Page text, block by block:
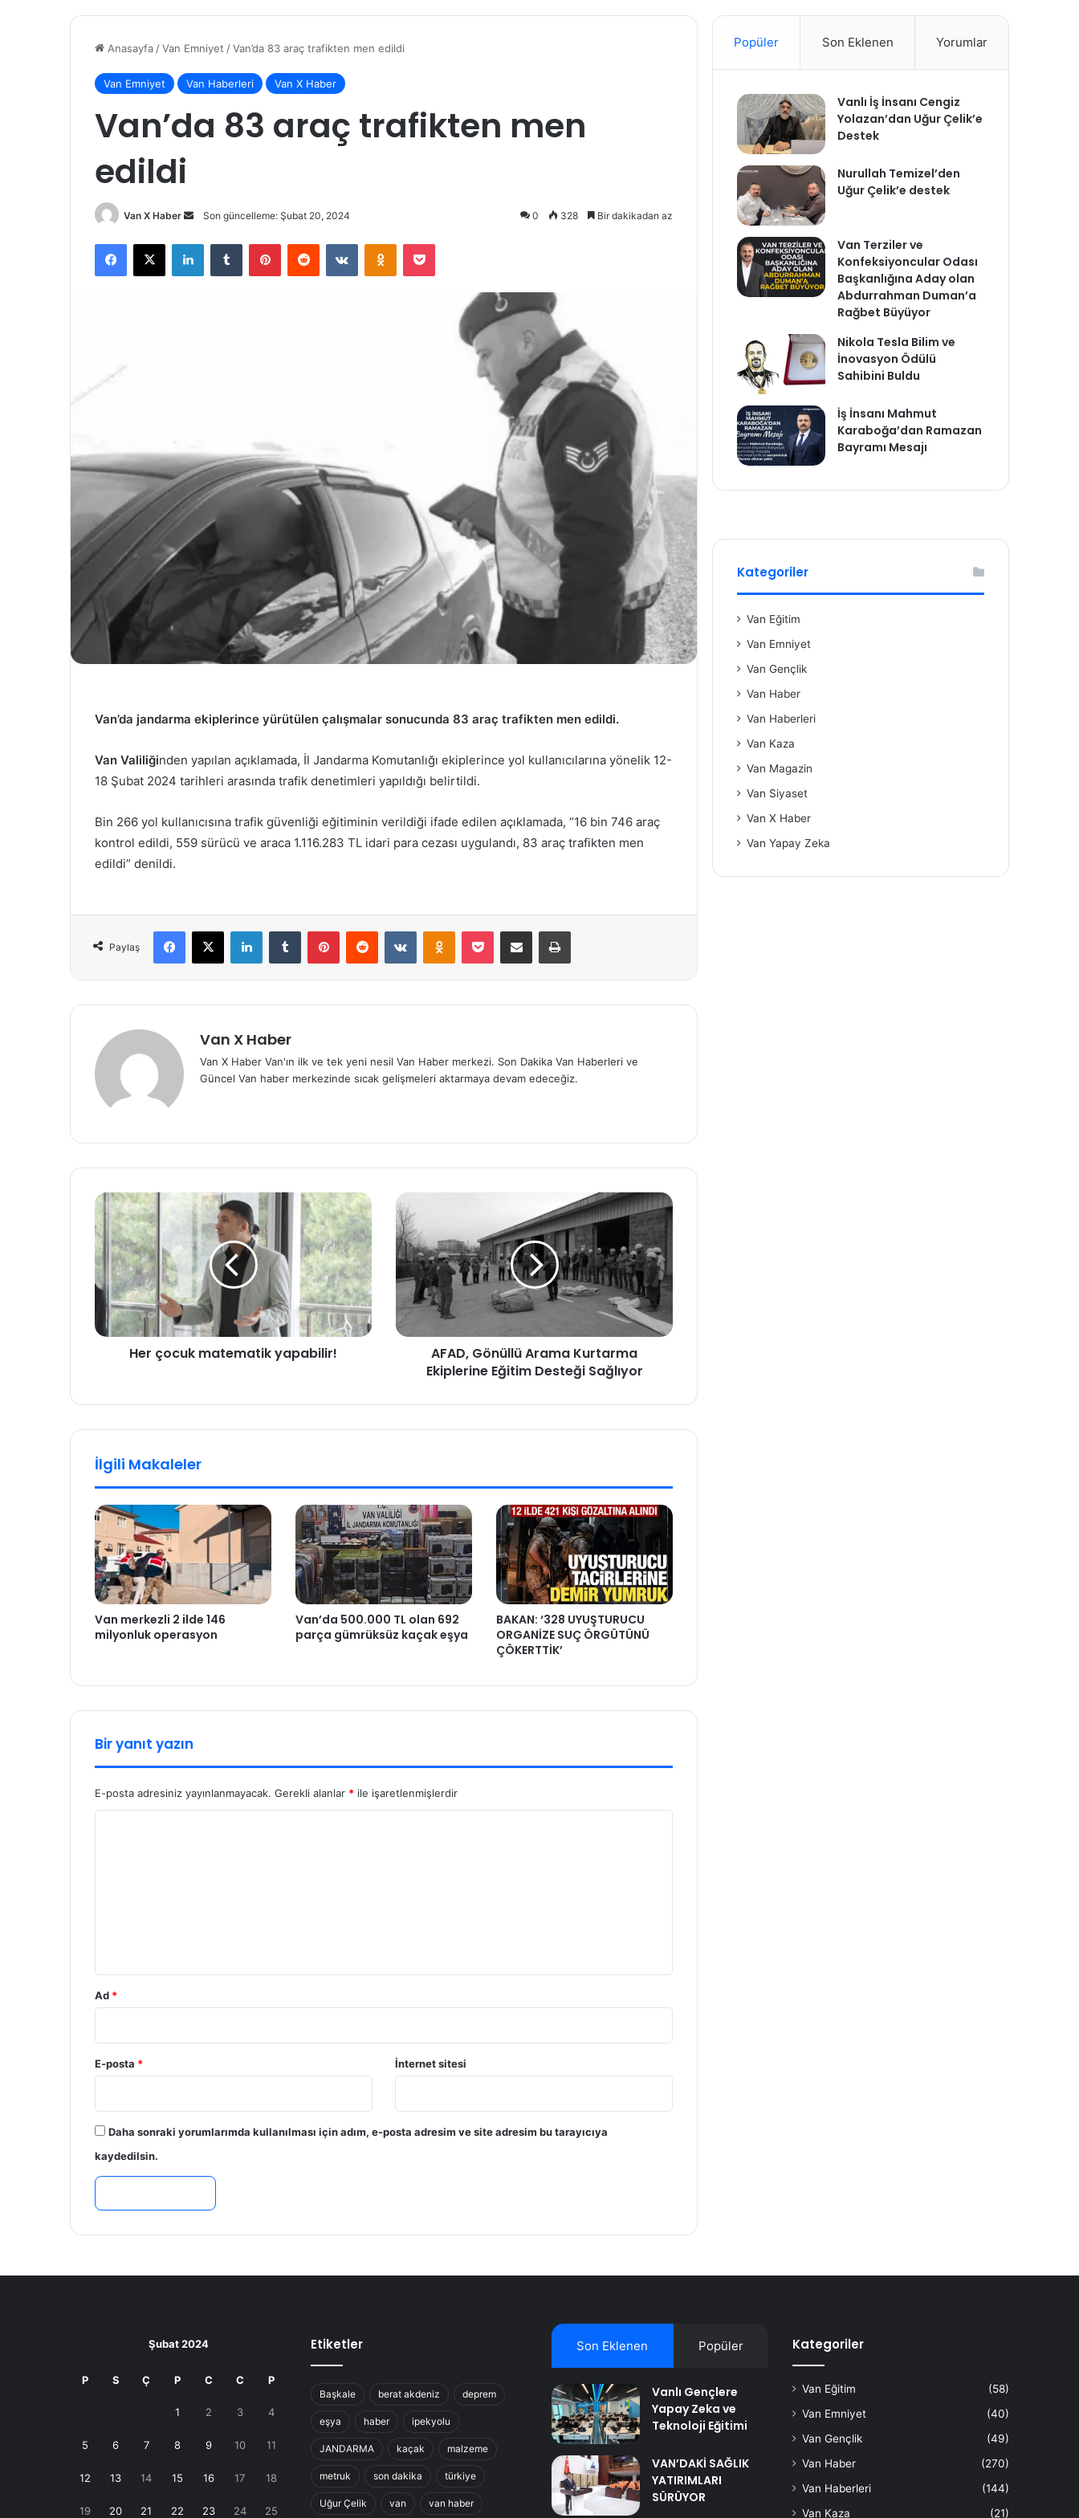
Anasayfa /Van Emniyet /Van’da 83 araç trafikten men edildi
Van Emniyet Van Haberleri Van X Haber
Van’da 83 araç trafikten men
edildi
Van X Haber
Bir
göndermek
Son güncelleme: Şubat 20, 2024 0 328 Bir dakikadan az
Facebook
X LinkedInTumblr PinterestReddit VKontakteOdnoklassniki
Pocket
Van’da jandarma ekiplerince yürütülen çalışmalar sonucunda 83 araç trafikten men edildi.
Van Valiliğinden yapılan açıklamada, İl Jandarma Komutanlığı ekiplerince yol kullanıcılarına yönelik 12-
18 Şubat 2024 tarihleri arasında trafik denetimleri yapıldığı belirtildi.
Bin 266 yol kullanıcısına trafik güvenliği eğitiminin verildiği ifade edilen açıklamada, “16 bin 746 araç
kontrol edildi, 559 sürücü ve araca 1.116.283 TL idari para cezası uygulandı, 83 araç trafikten men
edildi” denildi.
Paylaş
Facebook
X LinkedInTumblr PinterestReddit VKontakteOdnoklassniki
Pocket E-Posta ile paylaş Yazdır
Van X Haber
Van X Haber Van'ın ilk ve tek yeni nesil Van Haber merkezi. Son Dakika Van Haberleri ve
Güncel Van haber merkezinde sıcak gelişmeleri aktarmaya devam edeceğiz.
Her çocuk matematik yapabilir!
AFAD, Gönüllü Arama Kurtarma
Ekiplerine Eğitim Desteği Sağlıyor
İlgili Makaleler
Van merkezli 2 ilde 146
milyonluk operasyon
Van’da 500.000 TL olan 692
parça gümrüksüz kaçak eşya
BAKAN: ‘328 UYUŞTURUCU
ORGANİZE SUÇ ÖRGÜTÜNÜ
ÇÖKERTTİK’
Bir yanıt yazın
E-posta adresiniz yayınlanmayacak. Gerekli alanlar * ile işaretlenmişlerdir
Ad *
E-posta * İnternet sitesi
Daha sonraki yorumlarımda kullanılması için adım, e-posta adresim ve site adresim bu tarayıcıya
kaydedilsin.
Popüler Son Eklenen Yorumlar
Vanlı İş İnsanı Cengiz
Yolazan’dan Uğur Çelik’e
Destek
Nurullah Temizel’den
Uğur Çelik’e destek
Van Terziler ve
Konfeksiyoncular Odası
Başkanlığına Aday olan
Abdurrahman Duman’a
Rağbet Büyüyor
Nikola Tesla Bilim ve
İnovasyon Ödülü
Sahibini Buldu
İş İnsanı Mahmut
Karaboğa’dan Ramazan
Bayramı Mesajı
Kategoriler
Van Eğitim
Van Emniyet
Van Gençlik
Van Haber
Van Haberleri
Van Kaza
Van Magazin
Van Siyaset
Van X Haber
Van Yapay Zeka
Şubat 2024
P S Ç P C C P
1 2 3 4
5 6 7 8 9 10 11
12 13 14 15 16 17 18
19 20 21 22 23 24 25
Etiketler
Başkale berat akdeniz deprem
eşya haber ipekyolu
JANDARMA kaçak malzeme
metruk son dakika türkiye
Uğur Çelik van van haber
Son Eklenen Popüler
Vanlı Gençlere
Yapay Zeka ve
Teknoloji Eğitimi
VAN’DAKİ SAĞLIK
YATIRIMLARI
SÜRÜYOR
Kategoriler
Van Eğitim
(58)
Van Emniyet
(40)
Van Gençlik
(49)
Van Haber
(270)
Van Haberleri
(144)
Van Kaza
(21)